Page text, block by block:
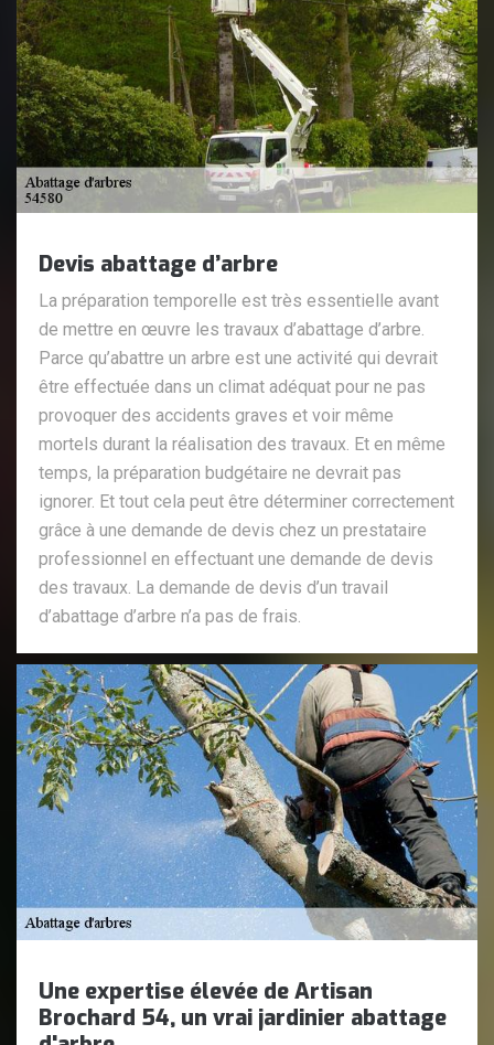
Devis abattage d’arbre
La préparation temporelle est très essentielle avant
de mettre en œuvre les travaux d’abattage d’arbre.
Parce qu’abattre un arbre est une activité qui devrait
être effectuée dans un climat adéquat pour ne pas
provoquer des accidents graves et voir même
mortels durant la réalisation des travaux. Et en même
temps, la préparation budgétaire ne devrait pas
ignorer. Et tout cela peut être déterminer correctement
grâce à une demande de devis chez un prestataire
professionnel en effectuant une demande de devis
des travaux. La demande de devis d’un travail
d’abattage d’arbre n’a pas de frais.
Une expertise élevée de Artisan
Brochard 54, un vrai jardinier abattage